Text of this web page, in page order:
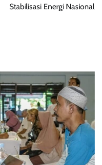
Stabilisasi Energi Nasional